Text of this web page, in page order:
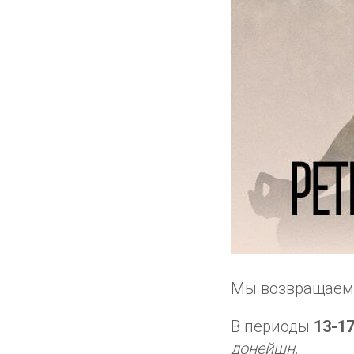
Мы возвращаем
В периоды 13-
донейшн.